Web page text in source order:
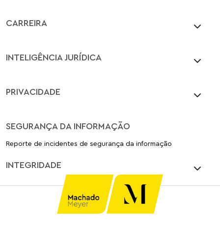
CARREIRA
INTELIGÊNCIA JURÍDICA
PRIVACIDADE
SEGURANÇA DA INFORMAÇÃO
Reporte de incidentes de segurança da informação
INTEGRIDADE